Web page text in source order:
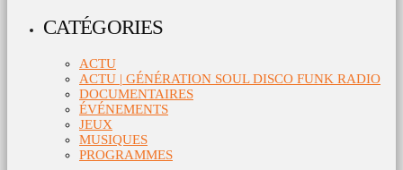
CATÉGORIES
ACTU
ACTU | GÉNÉRATION SOUL DISCO FUNK RADIO
DOCUMENTAIRES
ÉVÉNEMENTS
JEUX
MUSIQUES
PROGRAMMES